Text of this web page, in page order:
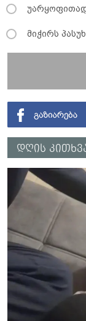
მიჭირს
დღის